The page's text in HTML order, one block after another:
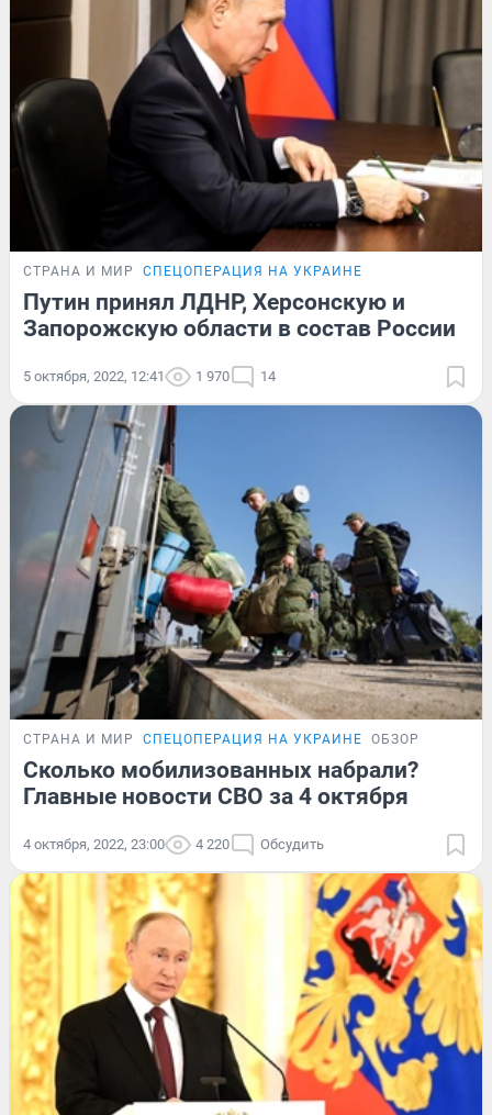
СТРАНА И МИР СПЕЦОПЕРАЦИЯ НА УКРАИНЕ
Путин принял ЛДНР, Херсонскую и
Запорожскую области в состав России
5 октября, 2022, 12:41 1 970 14
СТРАНА И МИР СПЕЦОПЕРАЦИЯ НА УКРАИНЕ ОБЗОР
Сколько мобилизованных набрали?
Главные новости СВО за 4 октября
4 октября, 2022, 23:00 4 220 Обсудить